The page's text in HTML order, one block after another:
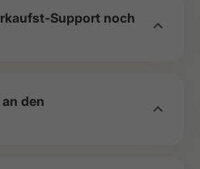
Support noch
den